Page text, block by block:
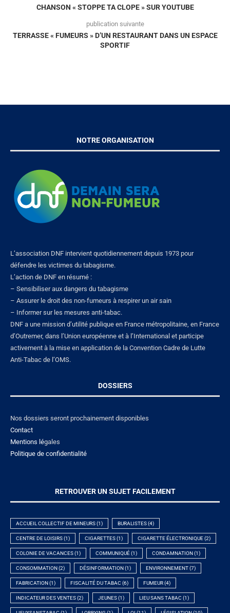
CHANSON « STOPPE TA CLOPE » SUR YOUTUBE
publication suivante
TERRASSE « FUMEURS » D’UN RESTAURANT DANS UN ESPACE
SPORTIF
NOTRE ORGANISATION
L’association DNF intervient quotidiennement depuis 1973 pour
défendre les victimes du tabagisme.
L’action de DNF en résumé :
– Sensibiliser aux dangers du tabagisme
– Assurer le droit des non-fumeurs à respirer un air sain
– Informer sur les mesures anti-tabac.
DNF a une mission d’utilité publique en France métropolitaine, en France
d’Outremer, dans l’Union européenne et à l’International et participe
activement à la mise en application de la Convention Cadre de Lutte
Anti-Tabac de l’OMS.
DOSSIERS
Nos dossiers seront prochainement disponibles
Contact
Mentions légales
Politique de confidentialité
RETROUVER UN SUJET FACILEMENT
ACCUEIL COLLECTIF DE MINEURS(1) BURALISTES(4)
CENTRE DE LOISIRS(1) CIGARETTES(1) CIGARETTE ÉLECTRONIQUE(2)
COLONIE DE VACANCES(1) COMMUNIQUÉ(1) CONDAMNATION (1)
CONSOMMATION (2) DÉSINFORMATION (1) ENVIRONNEMENT(7)
FABRICATION (1) FISCALITÉ DU TABAC (6) FUMEUR(4)
INDICATEUR DES VENTES(2) JEUNES(1) LIEU SANS TABAC (1)